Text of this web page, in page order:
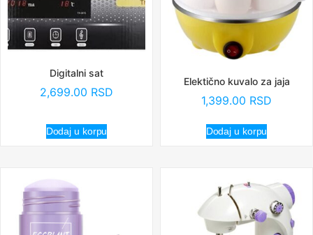
Digitalni sat
2,699.00 RSD
Dodaj u korpu
Elektično kuvalo za jaja
1,399.00 RSD
Dodaj u korpu